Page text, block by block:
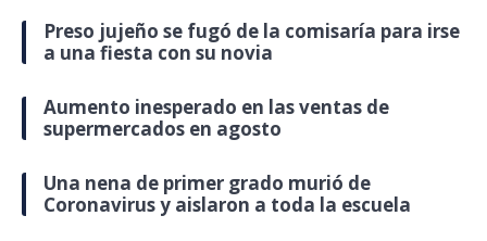
Preso jujeño se fugó de la comisaría para irse
a una fiesta con su novia
Aumento inesperado en las ventas de
supermercados en agosto
Una nena de primer grado murió de
Coronavirus y aislaron a toda la escuela